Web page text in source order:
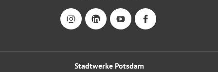
Stadtwerke Potsdam